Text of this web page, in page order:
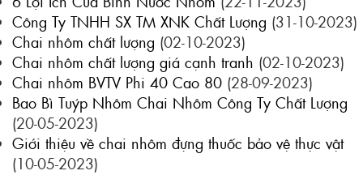
Công Ty TNHH SX TM XNK Chất Lượng (31-10-2023)
Chai nhôm chất lượng (02-10-2023)
Chai nhôm chất lượng giá cạnh tranh (02-10-2023)
Chai nhôm BVTV Phi 40 Cao 80 (28-09-2023)
Bao Bì Tuýp Nhôm Chai Nhôm Công Ty Chất Lượng
(20-05-2023)
Giới thiệu về chai nhôm đựng thuốc bảo vệ thực vật
(10-05-2023)